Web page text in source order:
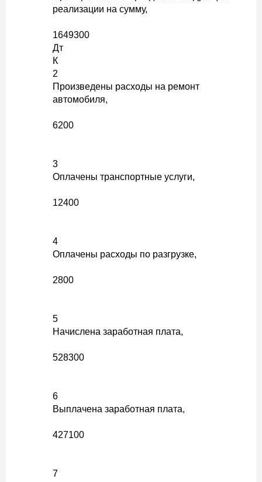
реализации на сумму,
1649300
Дт
К
2
Произведены расходы на ремонт
автомобиля,
6200
3
Оплачены транспортные услуги,
12400
4
Оплачены расходы по разгрузке,
2800
5
Начислена заработная плата,
528300
6
Выплачена заработная плата,
427100
7